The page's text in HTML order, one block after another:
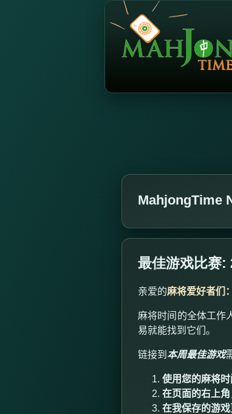
MahjongTime
最佳游戏比赛:
亲爱的麻将爱好者们：
麻将时间的全体工作
易就能找到它们。
链接到 本周最佳游戏
使用您的麻将时
在页面的右上角
在我保存的游戏